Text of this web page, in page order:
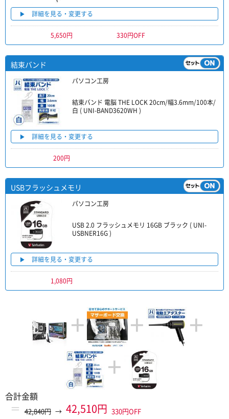
詳細を見る・変更する
5,650円 330円OFF
結束バンド
パソコン工房
結束バンド 電脳 THE LOCK 20cm/幅3.6mm/100本/
白 ( UNI-BAND3620WH )
詳細を見る・変更する
200円
USBフラッシュメモリ
パソコン工房
USB 2.0 フラッシュメモリ 16GB ブラック ( UNI-
USBNER16G )
詳細を見る・変更する
1,080円
+ +
+
+
合計金額
＝ 42,840円 → 42,510円 330円OFF